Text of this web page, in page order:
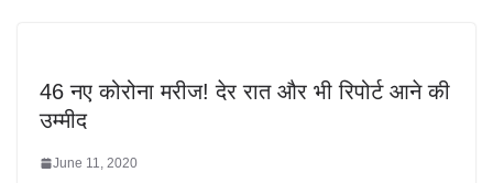
46 नए कोरोना मरीज! देर रात और भी रिपोर्ट आने की
उम्मीद
June 11, 2020